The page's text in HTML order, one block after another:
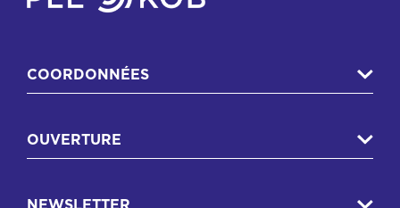
COORDONNÉES
OUVERTURE